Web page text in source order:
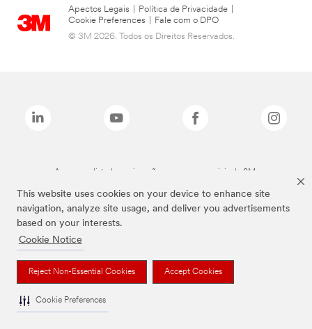
This website uses cookies on your device to enhance site
navigation, analyze site usage, and deliver you advertisements
based on your interests.
Cookie Notice
Reject Non-Essential Cookies Accept Cookies
Cookie Preferences
Apectos Legais Política de Privacidade
Cookie Preferences
Fale com o DPO
© 3M 2026. Todos os Direitos Reservados.
As marcas listadas a cima são marcas comerciais da 3M.